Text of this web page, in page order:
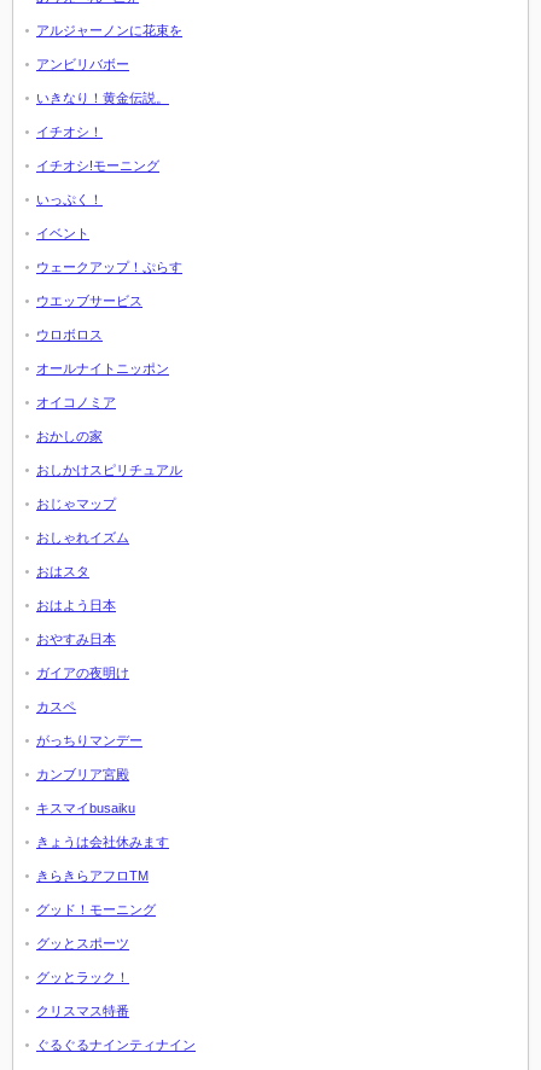
アルジャーノンに花束を
アンビリバボー
いきなり！黄金伝説。
イチオシ！
イチオシ!モーニング
いっぷく！
イベント
ウェークアップ！ぷらす
ウエッブサービス
ウロボロス
オールナイトニッポン
オイコノミア
おかしの家
おしかけスピリチュアル
おじゃマップ
おしゃれイズム
おはスタ
おはよう日本
おやすみ日本
ガイアの夜明け
カスペ
がっちりマンデー
カンブリア宮殿
キスマイbusaiku
きょうは会社休みます
きらきらアフロTM
グッド！モーニング
グッとスポーツ
グッとラック！
クリスマス特番
ぐるぐるナインティナイン